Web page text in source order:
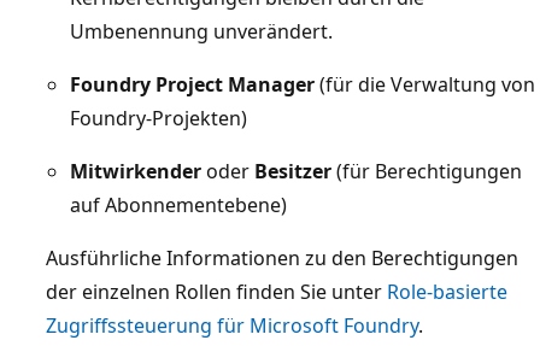
Umbenennung unverändert.
Foundry Project Manager(für die Verwaltung von
Foundry-Projekten)
Mitwirkenderoder Besitzer(für Berechtigungen
auf Abonnementebene)
Ausführliche Informationen zu den Berechtigungen
der einzelnen Rollen finden Sie unter Role-basierte
Zugriffssteuerung für Microsoft Foundry.